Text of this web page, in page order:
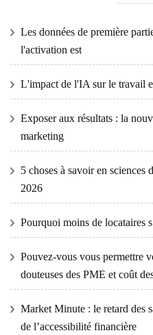
Les données de première
l'activation est
L'impact de l'IA sur le travail
Exposer aux résultats : la
marketing
5 choses à savoir en sciences
2026
Pourquoi moins de locataires
Pouvez-vous vous permettre
douteuses des PME et coût
Market Minute : le retard des
de l’accessibilité financière